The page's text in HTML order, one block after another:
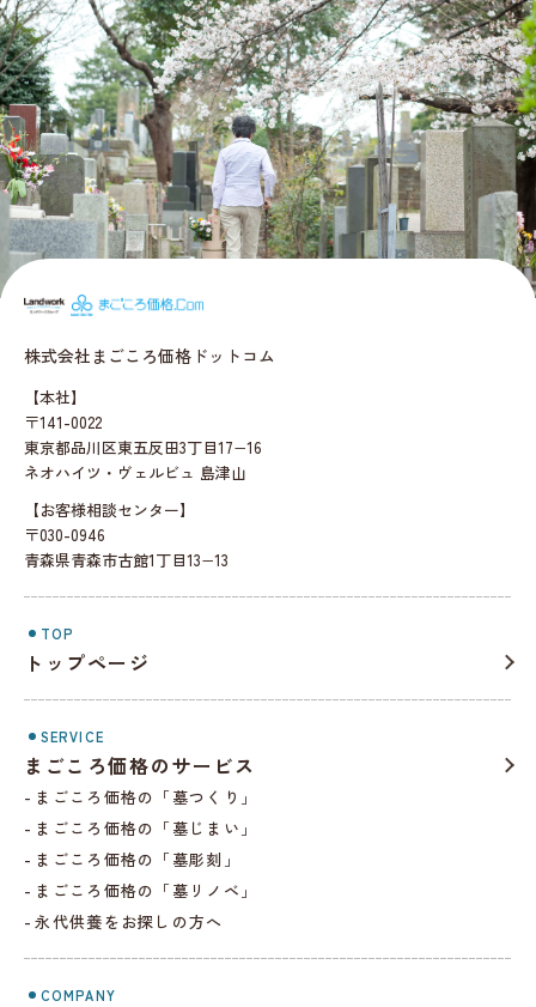
まごころ価格
株式会社まごころ価格ドットコム
【本社】
〒141-0022
東京都品川区東五反田3丁目17−16
ネオハイツ・ヴェルビュ 島津山
【お客様相談センター】
〒030-0946
青森県青森市古館1丁目13−13
TOP
トップページ
SERVICE
まごころ価格のサービス
まごころ価格の「墓つくり」
まごころ価格の「墓じまい」
まごころ価格の「墓彫刻」
まごころ価格の「墓リノベ」
永代供養をお探しの方へ
COMPANY